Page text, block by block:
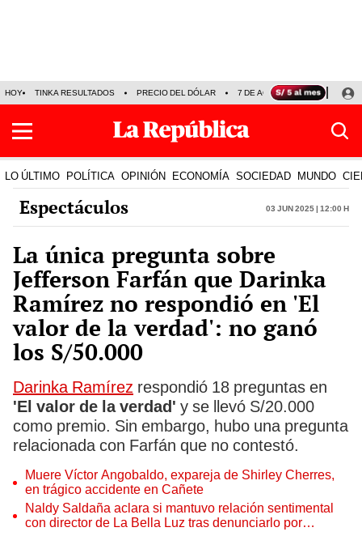
HOY TINKA RESULTADOS PRECIO DEL DÓLAR 7 DE AGOSTO OLLANTA
LO ÚLTIMO POLÍTICA OPINIÓN ECONOMÍA SOCIEDAD MUNDO
Espectáculos 03 Jun 2025 | 12:00 h
La única pregunta sobre
Jefferson Farfán que Darinka
Ramírez no respondió en 'El
valor de la verdad': no ganó
los S/50.000
Darinka Ramírez respondió 18 preguntas en
'El valor de la verdad' y se llevó S/20.000
como premio. Sin embargo, hubo una pregunta
relacionada con Farfán que no contestó.
Muere Víctor Angobaldo, expareja de Shirley Cherres,
en trágico accidente en Cañete
Naldy Saldaña aclara si mantuvo relación sentimental
con director de La Bella Luz tras denunciarlo por